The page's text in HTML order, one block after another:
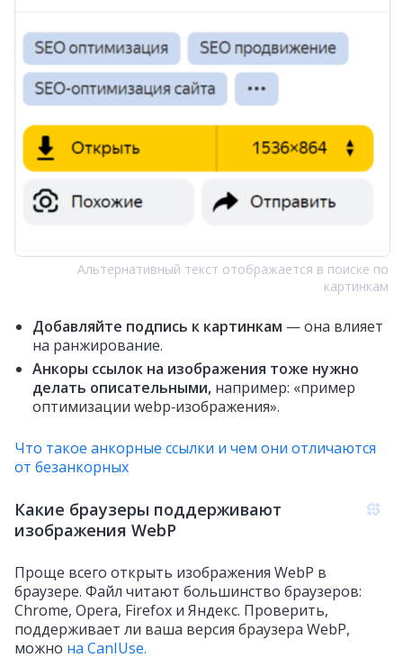
Альтернативный текст отображается в поиске по
картинкам
Добавляйте подпись к картинкам — она влияет
на ранжирование.
Анкоры ссылок на изображения тоже нужно
делать описательными, например: «пример
оптимизации webp‑изображения».
Что такое анкорные ссылки и чем они отличаются
от безанкорных
Какие браузеры поддерживают
изображения WebP
Проще всего открыть изображения WebP в
браузере. Файл читают большинство браузеров:
Chrome, Opera, Firefox и Яндекс. Проверить,
поддерживает ли ваша версия браузера WebP,
можно на CanIUse.